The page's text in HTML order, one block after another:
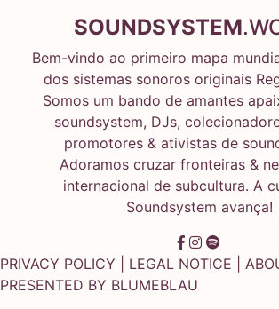
SOUNDSYSTEM
Bem-vindo ao primeiro mapa
dos sistemas sonoros originais
Somos um bando de amantes
soundsystem, DJs,
promotores & ativistas de
Adoramos cruzar fronteiras &
internacional de subcultura. A
Soundsystem avança!
PRIVACY POLICY LEGAL NOTICE
PRESENTED BY BLUMEBLAU